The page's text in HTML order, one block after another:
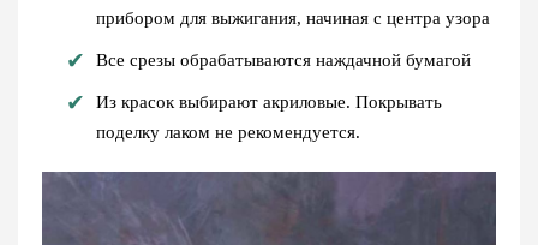
прибором для выжигания, начиная с центра узора
Все срезы обрабатываются наждачной бумагой
Из красок выбирают акриловые. Покрывать
поделку лаком не рекомендуется.